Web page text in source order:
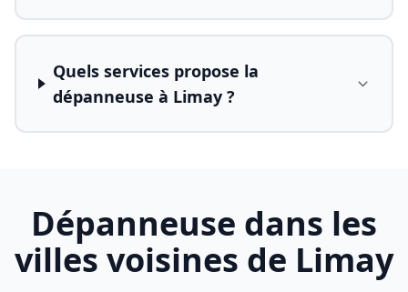
Quels services propose la
dépanneuse à Limay ?
Dépanneuse dans les
villes voisines de Limay